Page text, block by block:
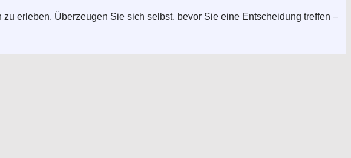
erleben. Überzeugen Sie sich selbst, bevor Sie eine Entscheidung treffen –